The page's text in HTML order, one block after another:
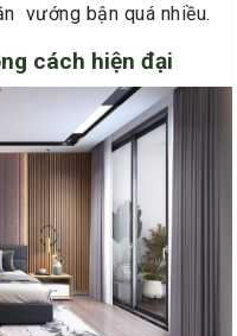
vướng bận quá nhiều.
cách hiện đại